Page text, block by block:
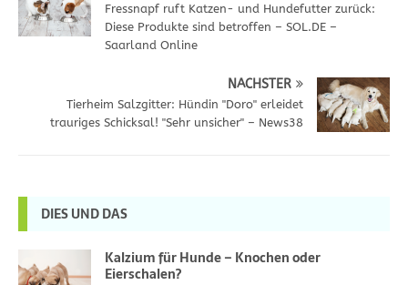
Fressnapf ruft Katzen- und Hundefutter zurück:
Diese Produkte sind betroffen – SOL.DE –
Saarland Online
NÄCHSTER
Tierheim Salzgitter: Hündin "Doro" erleidet
trauriges Schicksal! "Sehr unsicher" – News38
DIES UND DAS
Kalzium für Hunde – Knochen oder
Eierschalen?